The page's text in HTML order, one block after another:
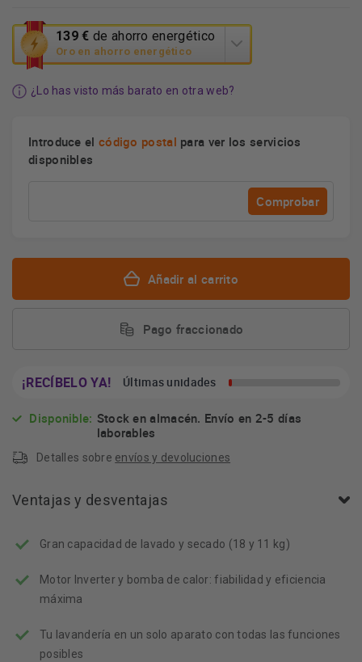
139 € de ahorro energético
Oro en ahorro energético
Esta
acción
abrirá
la
herramienta
energético
Youreko.
¿Lo has visto más barato en otra web?
Introduce el código postal para ver los servicios
disponibles
Comprobar
Añadir al carrito
Pago fraccionado
¡RECÍBELO YA! Últimas unidades
Disponible: Stock en almacén. Envío en 2-5 días
laborables
Detalles sobre envíos y devoluciones
Ventajas y desventajas
Gran capacidad de lavado y secado (18 y 11 kg)
Motor Inverter y bomba de calor: fiabilidad y eficiencia
máxima
Tu lavandería en un solo aparato con todas las funciones
posibles